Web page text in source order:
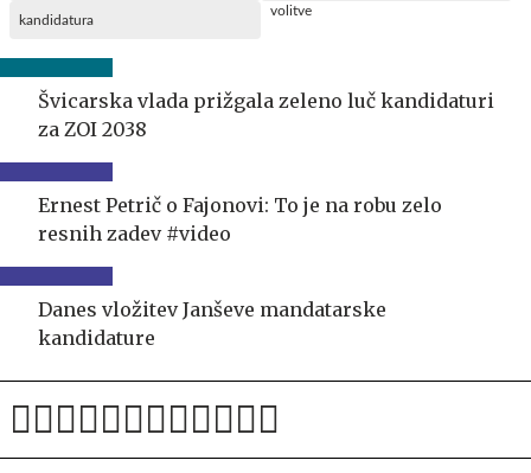
kandidatura
Švicarska vlada prižgala zeleno luč kandidaturi
za ZOI 2038
Ernest Petrič o Fajonovi: To je na robu zelo
resnih zadev #video
Danes vložitev Janševe mandatarske
kandidature